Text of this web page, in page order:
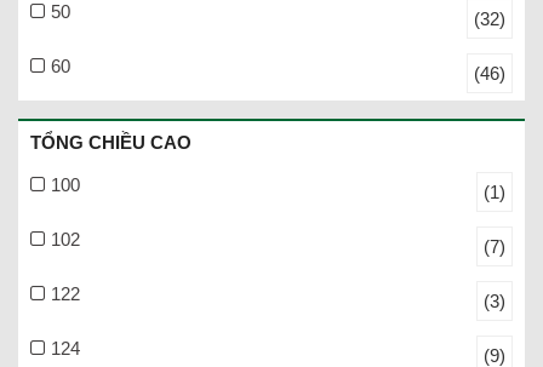
50 (32)
60 (46)
TỔNG CHIỀU CAO
100 (1)
102 (7)
122 (3)
124 (9)